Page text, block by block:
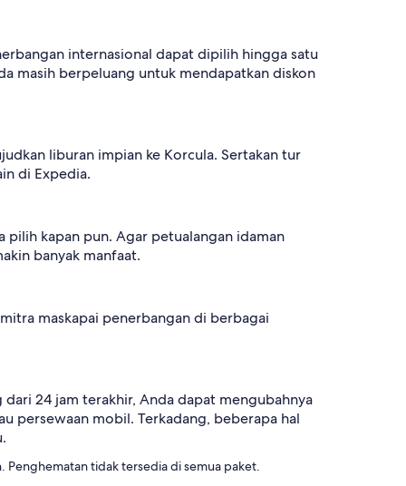
internasional dapat dipilih hingga satu
masih berpeluang untuk mendapatkan diskon
liburan impian ke Korcula. Sertakan tur
di Expedia.
kapan pun. Agar petualangan idaman
banyak manfaat.
maskapai penerbangan di berbagai
24 jam terakhir, Anda dapat mengubahnya
persewaan mobil. Terkadang, beberapa hal
tidak tersedia di semua paket.